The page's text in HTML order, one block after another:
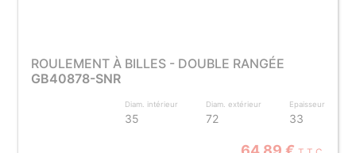
ROULEMENT À BILLES - DOUBLE RANGÉE
GB40878-SNR
Diam. intérieur
35
Diam. extérieur
72
Epaisseur
33